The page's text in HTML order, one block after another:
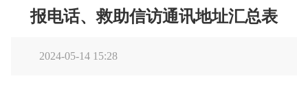
报电话、救助信访通讯地址汇总表
2024-05-14 15:28